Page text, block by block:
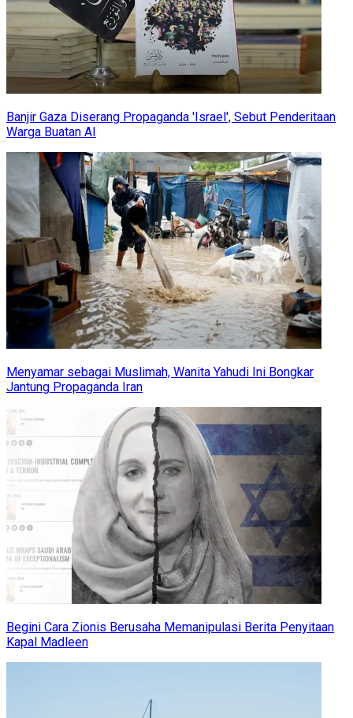
Banjir Gaza Diserang Propaganda 'Israel', Sebut Penderitaan
Warga Buatan AI
Menyamar sebagai Muslimah, Wanita Yahudi Ini Bongkar
Jantung Propaganda Iran
Begini Cara Zionis Berusaha Memanipulasi Berita Penyitaan
Kapal Madleen